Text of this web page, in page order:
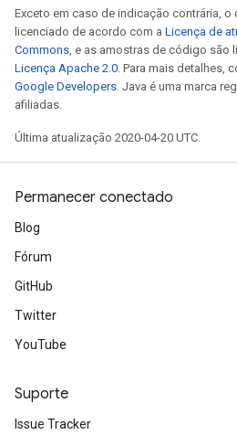
Exceto em caso de indicação contrária,
licenciado de acordo com a Licença de
Commons, e as amostras de código são
Licença Apache 2.0. Para mais detalhes,
Google Developers. Java é uma marca
afiliadas.
Última atualização 2020-04-20 UTC.
Permanecer conectado
Blog
Fórum
GitHub
Twitter
YouTube
Suporte
Issue Tracker